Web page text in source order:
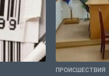
ПРОИСШЕСТВИЯ